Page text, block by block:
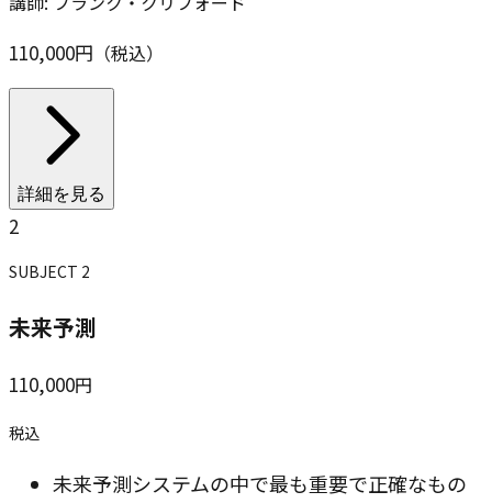
110,000円 （税込）
詳細を見る
2
SUBJECT 2
未来予測
110,000円
税込
未来予測システムの中で最も重要で正確なもの